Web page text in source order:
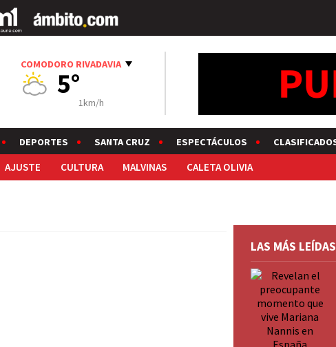
COMODORO RIVADAVIA
5°
1km/h
DEPORTES SANTA CRUZ ESPECTÁCULOS
AJUSTE CULTURA MALVINAS CALETA OLIVIA
LAS MÁS